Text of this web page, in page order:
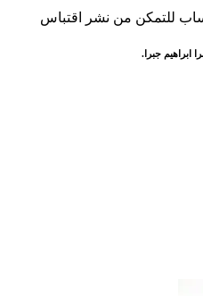
للتمكن من نشر اقتباس
ابراهيم جبرا.